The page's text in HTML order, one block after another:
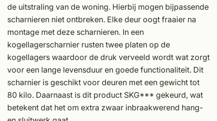
de uitstraling van de woning. Hierbij mogen bijpassende
scharnieren niet ontbreken. Elke deur oogt fraaier na
mon­tage met deze scharnieren. In een
kogellagerscharnier rusten twee platen op de
kogellagers waardoor de druk verveeld wordt wat zorgt
voor een lange levensduur en goede functionaliteit. Dit
scharnier is geschikt voor deuren met een gewicht tot
80 kilo. Daarnaast is dit product SKG*** gekeurd, wat
betekent dat het om extra zwaar inbraakwerend hang-